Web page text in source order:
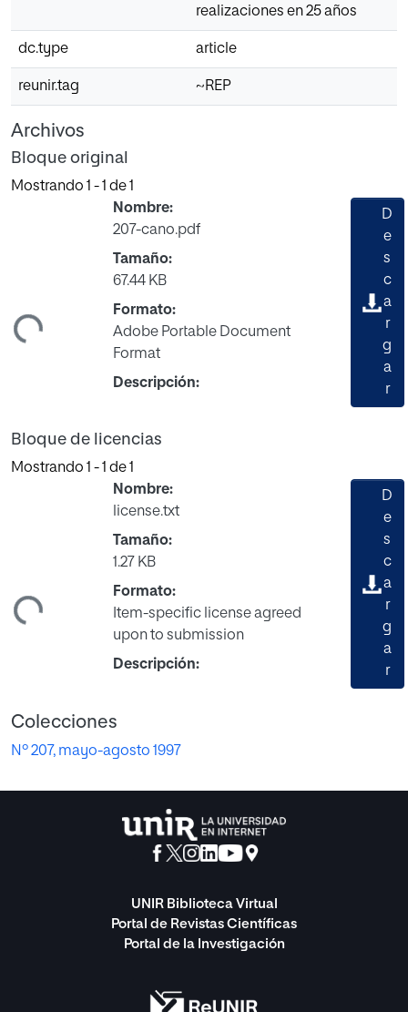
realizaciones en 25 años
dc.type article
reunir.tag ~REP
Archivos
Bloque original
Mostrando 1 - 1 de 1
Nombre:
207-cano.pdf
Tamaño:
67.44 KB
Formato:
Adobe Portable Document
Format
Descripción:
D
e
s
c
a
r
g
a
r
Bloque de licencias
Mostrando 1 - 1 de 1
Nombre:
license.txt
Tamaño:
1.27 KB
Formato:
Item-specific license agreed
upon to submission
Descripción:
D
e
s
c
a
r
g
a
r
Colecciones
Nº 207, mayo-agosto 1997
UNIR Biblioteca Virtual
Portal de Revistas Científicas
Portal de la Investigación